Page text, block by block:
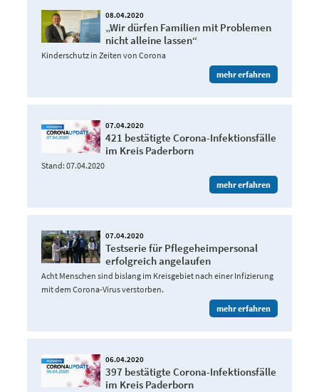
08.04.2020
„Wir dürfen Familien mit Problemen
nicht alleine lassen“
Kinderschutz in Zeiten von Corona
mehr erfahren
07.04.2020
421 bestätigte Corona-Infektionsfälle
im Kreis Paderborn
Stand: 07.04.2020
mehr erfahren
07.04.2020
Testserie für Pflegeheimpersonal
erfolgreich angelaufen
Acht Menschen sind bislang im Kreisgebiet nach einer Infizierung
mit dem Corona-Virus verstorben.
mehr erfahren
06.04.2020
397 bestätigte Corona-Infektionsfälle
im Kreis Paderborn